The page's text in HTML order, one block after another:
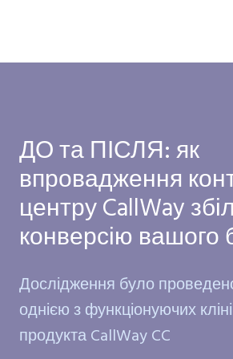
ДО та ПІСЛЯ: як
впровадження
центру CallWay
конверсію вашого
Дослідження було
однією з функціонуючих
продукта CallWay CC